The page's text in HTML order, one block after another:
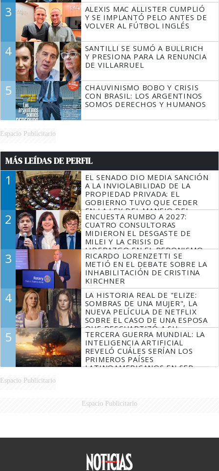
3
ALEXIS MAC ALLISTER CUMPLIÓ
Y SE IMPLANTÓ PELO ANTES DE
VOLVER AL FÚTBOL INGLÉS
4
SANTILLI SE SUMÓ A BULLRICH
Y PRESIONA PARA LA RENUNCIA
DE VILLARRUEL
5
CHAUVINISMO BOBO Y CRISIS
CON BRASIL: LOS ARGENTINOS
SOMOS DERECHOS Y HUMANOS
Espacio Publicitario
MÁS LEÍDAS DE PERFIL
1
EL SENADO DIO MEDIA SANCIÓN
A LA INVIOLABILIDAD DE LA
PROPIEDAD PRIVADA: EL
GOBIERNO TUVO QUE CEDER
EN LA LEY DEL MANEJO DEL
FUEGO
2
ENCUESTA RUMBO A 2027:
CUATRO CONSULTORAS
MIDIERON EL DESGASTE DE
MILEI Y LA CRISIS DE
LIDERAZGO EN EL PERONISMO
3
RICARDO LORENZETTI SE
METIÓ EN EL DEBATE SOBRE LA
INHABILITACIÓN DE CRISTINA
KIRCHNER
4
LA HISTORIA REAL DE "ELIZE:
SOMBRAS DE UNA MUJER", LA
NUEVA PELÍCULA DE NETFLIX
SOBRE EL CASO DE UNA ESPOSA
QUE DESCUARTIZÓ A SU
MARIDO
5
TERCERA GUERRA MUNDIAL: LA
INTELIGENCIA ARTIFICIAL
REVELÓ CUÁLES SERÍAN LOS
PRIMEROS PAÍSES
LATINOAMERICANOS EN SER
Espacio Publicitario
Espacio Publicitario